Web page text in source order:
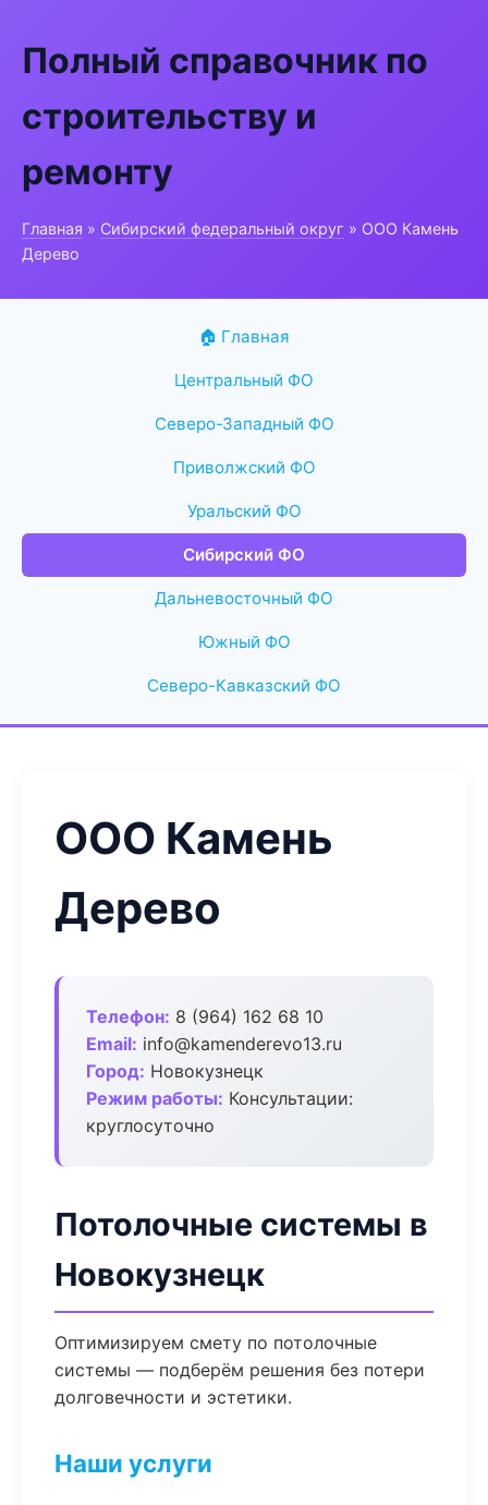
Полный справочник по
строительству и
ремонту
Главная » Сибирский федеральный округ » ООО Камень
Дерево
🏠 Главная
Центральный ФО
Северо-Западный ФО
Приволжский ФО
Уральский ФО
Сибирский ФО
Дальневосточный ФО
Южный ФО
Северо-Кавказский ФО
ООО Камень
Дерево
Телефон: 8 (964) 162 68 10
Email: info@kamenderevo13.ru
Город: Новокузнецк
Режим работы: Консультации:
круглосуточно
Потолочные системы в
Новокузнецк
Оптимизируем смету по потолочные
системы — подберём решения без потери
долговечности и эстетики.
Наши услуги